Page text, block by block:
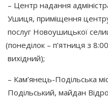
– Центр надання
Ушиця, приміщення
послуг Новоушицької
(понеділок– п’ятниця з
вихідний);
– Кам’янець-Подільська
Подільський, майдан